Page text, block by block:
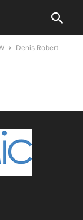
Denis Robert